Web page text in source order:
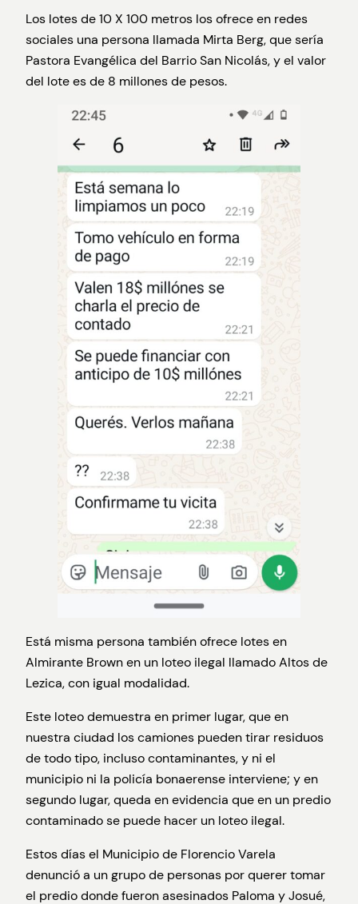
Los lotes de 10 X 100 metros los ofrece en redes
sociales una persona llamada Mirta Berg, que sería
Pastora Evangélica del Barrio San Nicolás, y el valor
del lote es de 8 millones de pesos.
Está misma persona también ofrece lotes en
Almirante Brown en un loteo ilegal llamado Altos de
Lezica, con igual modalidad.
Este loteo demuestra en primer lugar, que en
nuestra ciudad los camiones pueden tirar residuos
de todo tipo, incluso contaminantes, y ni el
municipio ni la policía bonaerense interviene; y en
segundo lugar, queda en evidencia que en un predio
contaminado se puede hacer un loteo ilegal.
Estos días el Municipio de Florencio Varela
denunció a un grupo de personas por querer tomar
el predio donde fueron asesinados Paloma y Josué,